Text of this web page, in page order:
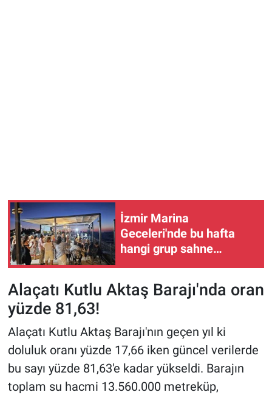
İzmir Marina
Geceleri'nde bu hafta
hangi grup sahne
Alaçatı Kutlu Aktaş Barajı'nda oran
yüzde 81,63!
Alaçatı Kutlu Aktaş Barajı'nın geçen yıl ki
doluluk oranı yüzde 17,66 iken güncel verilerde
bu sayı yüzde 81,63'e kadar yükseldi. Barajın
toplam su hacmi 13.560.000 metreküp,